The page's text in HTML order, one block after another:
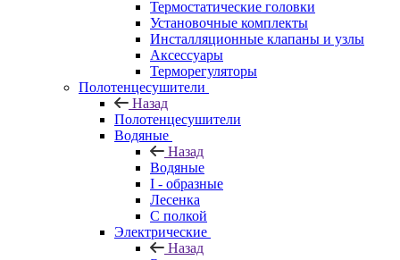
Термостатические головки
Установочные комплекты
Инсталляционные клапаны и узлы
Аксессуары
Терморегуляторы
Полотенцесушители
Назад
Полотенцесушители
Водяные
Назад
Водяные
I - образные
Лесенка
С полкой
Электрические
Назад